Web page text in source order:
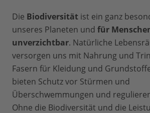
Die Biodiversität ist ein ganz
unseres Planeten und für
unverzichtbar. Natürliche
versorgen uns mit Nahrung und
Fasern für Kleidung und
bieten Schutz vor Stürmen und
Überschwemmungen und
Ohne die Biodiversität und die